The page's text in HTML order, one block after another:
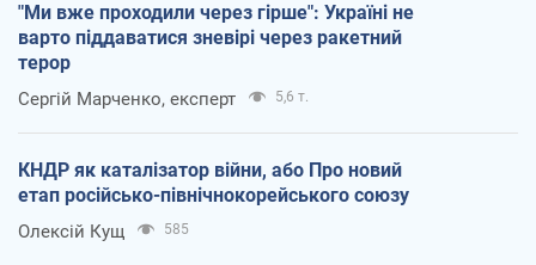
"Ми вже проходили через гірше": Україні не
варто піддаватися зневірі через ракетний
терор
Сергій Марченко, експерт 5,6 т.
КНДР як каталізатор війни, або Про новий
етап російсько-північнокорейського союзу
Олексій Кущ 585